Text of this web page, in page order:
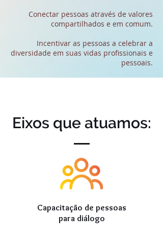
Conectar pessoas através de valores
compartilhados e em comum.
Incentivar as pessoas a celebrar a
diversidade em suas vidas profissionais e
pessoais.
Eixos que atuamos:
Capacitação de pessoas
para diálogo